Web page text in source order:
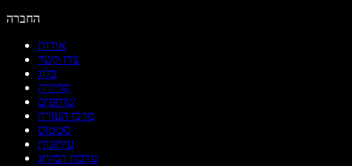
החברה
אודות
צרו קשר
בלוג
קריירה
שותפים
מרכז העזרה
סטטוס
עיתונות
ערכת המותג